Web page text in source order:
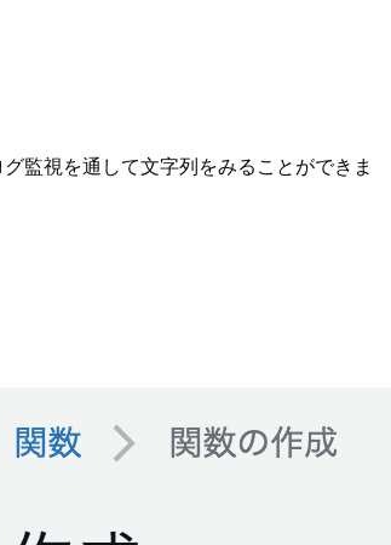
監視を通して文字列をみることができま